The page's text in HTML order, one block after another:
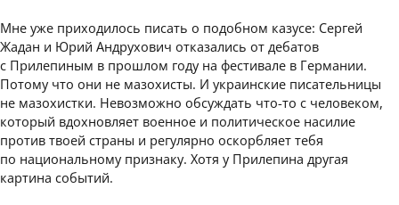
Мне уже приходилось писать о подобном казусе: Сергей
Жадан и Юрий Андрухович отказались от дебатов
с Прилепиным в прошлом году на фестивале в Германии.
Потому что они не мазохисты. И украинские писательницы
не мазохистки. Невозможно обсуждать что-то с человеком,
который вдохновляет военное и политическое насилие
против твоей страны и регулярно оскорбляет тебя
по национальному признаку. Хотя у Прилепина другая
картина событий.